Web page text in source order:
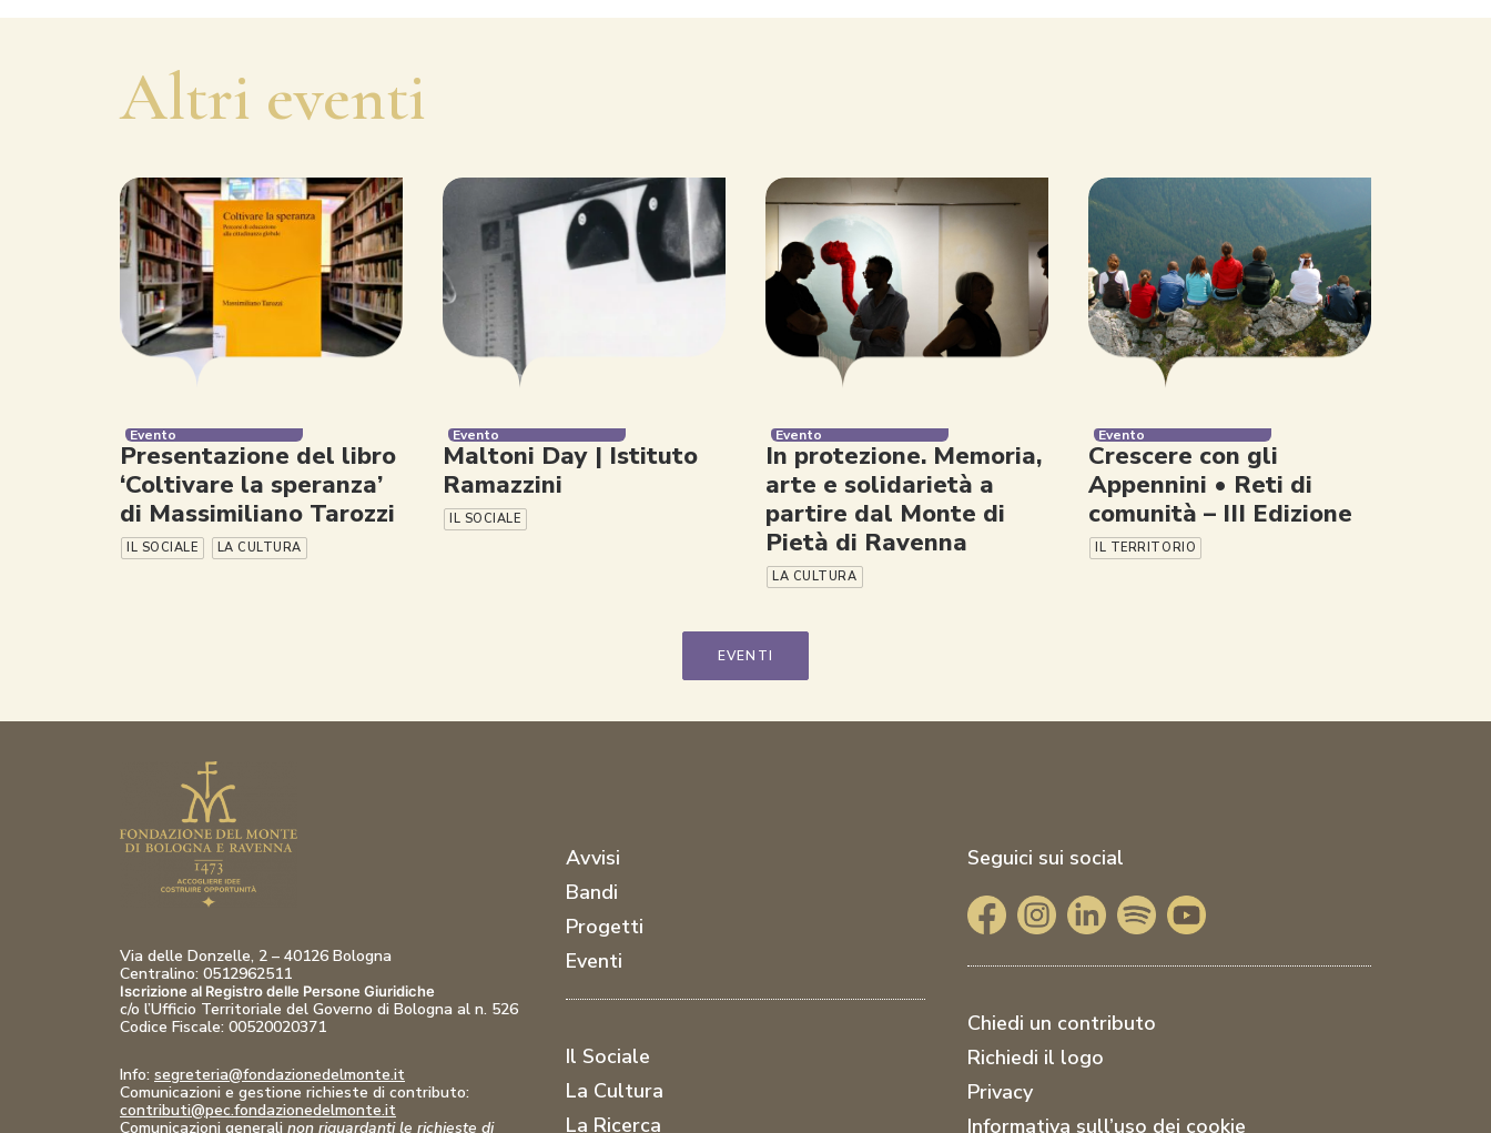
Altri eventi
Evento
Presentazione del libro
‘Coltivare la speranza’
di Massimiliano Tarozzi
IL SOCIALE LA CULTURA
Evento
Maltoni Day | Istituto
Ramazzini
IL SOCIALE
Evento
In protezione. Memoria,
arte e solidarietà a
partire dal Monte di
Pietà di Ravenna
LA CULTURA
Evento
Crescere con gli
Appennini • Reti di
comunità – III Edizione
IL TERRITORIO
EVENTI
Via delle Donzelle, 2 – 40126 Bologna
Centralino: 0512962511
Iscrizione al Registro delle Persone Giuridiche
c/o l’Ufficio Territoriale del Governo di Bologna al n. 526
Codice Fiscale: 00520020371
Info: segreteria@fondazionedelmonte.it
Comunicazioni e gestione richieste di contributo:
contributi@pec.fondazionedelmonte.it
Comunicazioni generali non riguardanti le richieste di
Avvisi
Bandi
Progetti
Eventi
Il Sociale
La Cultura
La Ricerca
Seguici sui social
Chiedi un contributo
Richiedi il logo
Privacy
Informativa sull’uso dei cookie